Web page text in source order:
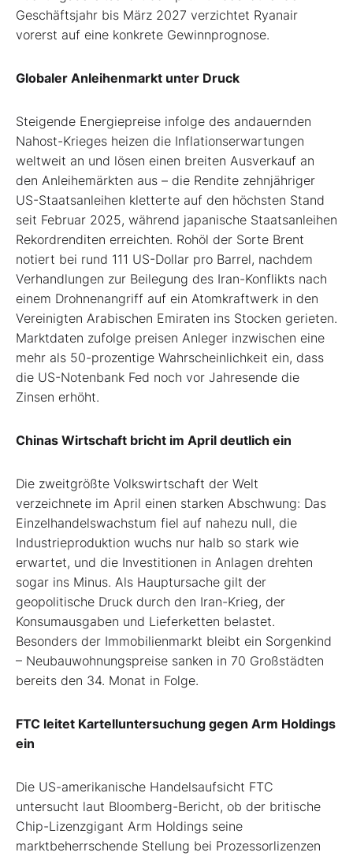
Geschäftsjahr bis März 2027 verzichtet Ryanair
vorerst auf eine konkrete Gewinnprognose.
Globaler Anleihenmarkt unter Druck
Steigende Energiepreise infolge des andauernden
Nahost-Krieges heizen die Inflationserwartungen
weltweit an und lösen einen breiten Ausverkauf an
den Anleihemärkten aus – die Rendite zehnjähriger
US-Staatsanleihen kletterte auf den höchsten Stand
seit Februar 2025, während japanische Staatsanleihen
Rekordrenditen erreichten. Rohöl der Sorte Brent
notiert bei rund 111 US-Dollar pro Barrel, nachdem
Verhandlungen zur Beilegung des Iran-Konflikts nach
einem Drohnenangriff auf ein Atomkraftwerk in den
Vereinigten Arabischen Emiraten ins Stocken gerieten.
Marktdaten zufolge preisen Anleger inzwischen eine
mehr als 50-prozentige Wahrscheinlichkeit ein, dass
die US-Notenbank Fed noch vor Jahresende die
Zinsen erhöht.
Chinas Wirtschaft bricht im April deutlich ein
Die zweitgrößte Volkswirtschaft der Welt
verzeichnete im April einen starken Abschwung: Das
Einzelhandelswachstum fiel auf nahezu null, die
Industrieproduktion wuchs nur halb so stark wie
erwartet, und die Investitionen in Anlagen drehten
sogar ins Minus. Als Hauptursache gilt der
geopolitische Druck durch den Iran-Krieg, der
Konsumausgaben und Lieferketten belastet.
Besonders der Immobilienmarkt bleibt ein Sorgenkind
– Neubauwohnungspreise sanken in 70 Großstädten
bereits den 34. Monat in Folge.
FTC leitet Kartelluntersuchung gegen Arm Holdings
ein
Die US-amerikanische Handelsaufsicht FTC
untersucht laut Bloomberg-Bericht, ob der britische
Chip-Lizenzgigant Arm Holdings seine
marktbeherrschende Stellung bei Prozessorlizenzen